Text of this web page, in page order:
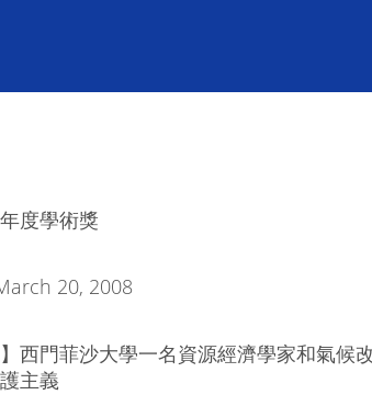
度學術獎
20, 2008
】西門菲沙大學一名資源經濟學家和氣
主義